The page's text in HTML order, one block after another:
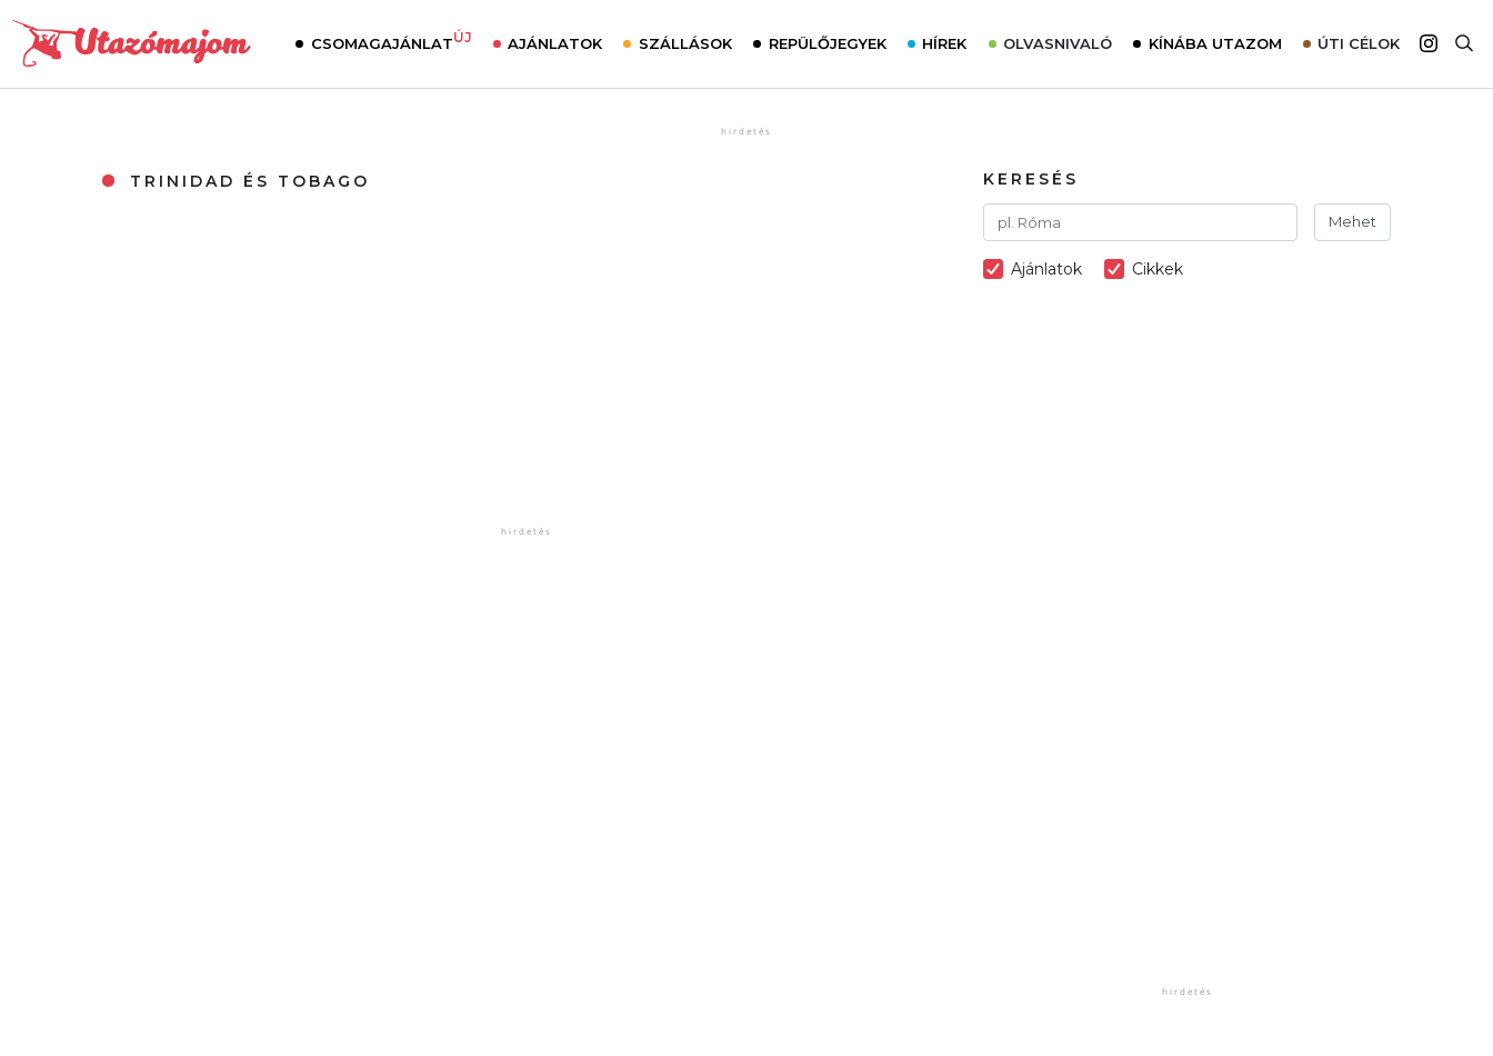
CSOMAGAJÁNLATÚJ AJÁNLATOK SZÁLLÁSOK REPÜLŐJEGYEK HÍREK OLVASNIVALÓ
Interjú
Élménybeszámolók
KÍNÁBA UTAZOM ÚTI CÉLOK
Ausztrália
TRINIDAD ÉS TOBAGO KERESÉS
Mehet
Ajánlatok Cikkek